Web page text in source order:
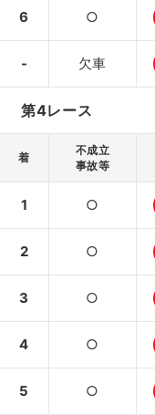
6 ○
- 欠車
第4レース
着
不成立
事故等
1 ○
2 ○
3 ○
4 ○
5 ○